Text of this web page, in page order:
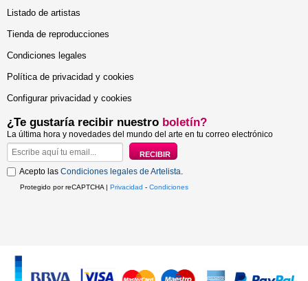
Listado de artistas
Tienda de reproducciones
Condiciones legales
Política de privacidad y cookies
Configurar privacidad y cookies
¿Te gustaría recibir nuestro boletín?
La última hora y novedades del mundo del arte en tu correo electrónico
Acepto las Condiciones legales de Artelista.
Protegido por reCAPTCHA | Privacidad - Condiciones